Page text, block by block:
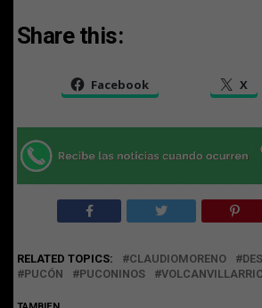
Share this:
Facebook X
RELATED TOPICS: CLAUDIOMORENO
PUCÓN
PUCONINOS